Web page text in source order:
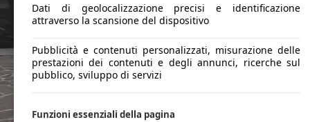
Dati di geolocalizzazione precisi e identificazione
attraverso la scansione del dispositivo
Pubblicità e contenuti personalizzati, misurazione delle
prestazioni dei contenuti e degli annunci, ricerche sul
pubblico, sviluppo di servizi
Funzioni essenziali della pagina